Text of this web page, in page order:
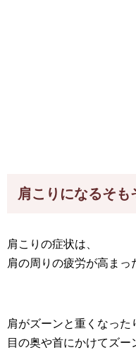
肩こりになるそも
肩こりの症状は、
肩の周りの疲労が高まっ
肩がズーンと重くなった
目の奥や首にかけてズー